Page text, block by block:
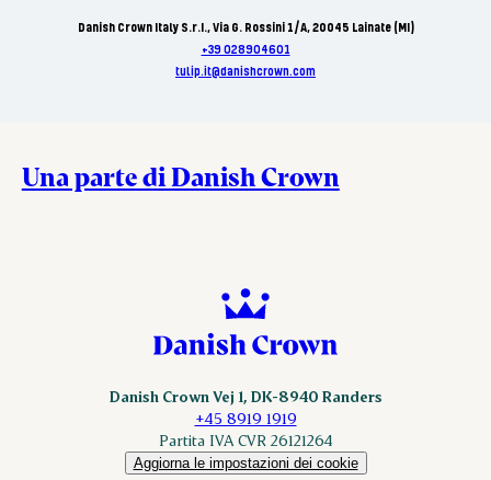
Danish Crown Italy S.r.I., Via G. Rossini 1/A, 20045 Lainate (MI)
+39 028904601
tulip.it@danishcrown.com
Una parte di Danish Crown
Danish Crown Vej 1, DK-8940 Randers
+45 8919 1919
Partita IVA CVR 26121264
Aggiorna le impostazioni dei cookie